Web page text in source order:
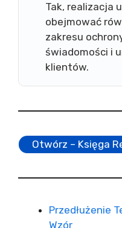
Tak, realizacja
obejmować
zakresu
świadomości i
klientów.
Otwórz – Księga
Przedłużenie
Wzór